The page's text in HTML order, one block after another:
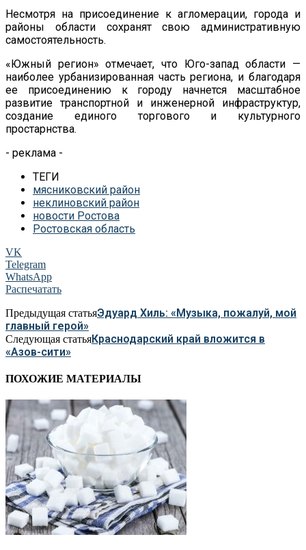
Несмотря на присоединение к агломерации, города и
районы области сохранят свою административную
самостоятельность.
«Южный регион» отмечает, что Юго-запад области —
наиболее урбанизированная часть региона, и благодаря
ее присоединению к городу начнется масштабное
развитие транспортной и инженерной инфраструктур,
создание единого торгового и культурного
простарнства.
- реклама -
ТЕГИ
мясниковский район
неклиновский район
новости Ростова
Ростовская область
VK
Telegram
WhatsApp
Распечатать
Предыдущая статьяЭдуард Хиль: «Музыка, пожалуй, мой
главный герой»
Следующая статьяКраснодарский край вложится в
«Азов-сити»
ПОХОЖИЕ МАТЕРИАЛЫ